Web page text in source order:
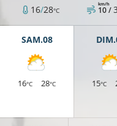
16/28°C 10 /
km/h
SAM.08
16°C 28°C 15°C